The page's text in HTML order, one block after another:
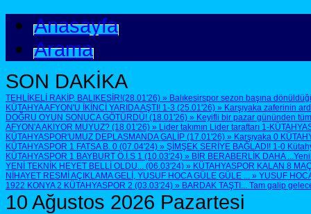
Anasayfa
Arama
SON DAKİKA
TEHLİKELİ RAKİP, BALIKESİR!(28.01'26) » Balıkesirspor sezon başına
KÜTAHYA AFYON'U İKİNCİ YARIDA AŞTI! 1-3 (25.01'26) » Karşıyaka zaferinin
DOĞRU OYUN SONUCA GÖTÜRDÜ! (18.01'26) » Keyifli bir pazar gününden
AFYON'A AKIYOR MUYUZ? (18.01'26) » Lider takımın Lider taraftarı 1-
KÜTAHYASPOR'UMUZ DEPLASMANDA GALİP (17.01'26) » Karşıyaka 0
KÜTAHYASPOR 1 FATSA B. 0 (07.04'24) » ŞİMŞEK SERİYE BAĞLADI! 1-0
KÜTAHYASPOR 1 BAYBURT Ö.İ.S 1 (10.03'24) » BİR BERABERLİK DAHA
YENİ TEKNİK HEYET BELLİ OLDU... (06.03'24) » KÜTAHYASPOR KALAN 8
NİHAYET RESMİ AÇIKLAMA GELİ, YUSUF HOCA GÜLE GÜLE ... » YUSUF
1922 KONYA 2 KÜTAHYASPOR 2 (03.03'24) » BARDAK TAŞTI... Tam galip
10 Ağustos 2026 Pazartesi